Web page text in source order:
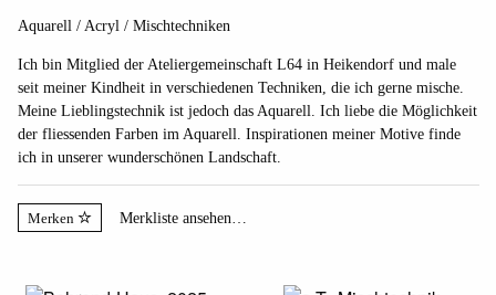
Aquarell / Acryl / Mischtechniken
Ich bin Mitglied der Ateliergemeinschaft L64 in Heikendorf und male
seit meiner Kindheit in verschiedenen Techniken, die ich gerne mische.
Meine Lieblingstechnik ist jedoch das Aquarell. Ich liebe die Möglichkeit
der fliessenden Farben im Aquarell. Inspirationen meiner Motive finde
ich in unserer wunderschönen Landschaft.
Merken Merkliste ansehen…